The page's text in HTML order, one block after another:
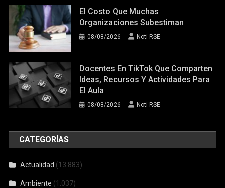
El Costo Que Muchas
Organizaciones Subestiman
08/08/2026 Noti-RSE
Docentes En TikTok Que Comparten
Ideas, Recursos Y Actividades Para
El Aula
08/08/2026 Noti-RSE
CATEGORÍAS
Actualidad (13.883)
Ambiente (1.037)